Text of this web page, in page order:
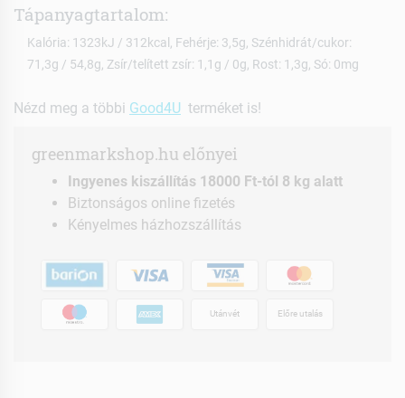
Tápanyagtartalom:
Kalória: 1323kJ / 312kcal, Fehérje: 3,5g, Szénhidrát/cukor:
71,3g / 54,8g, Zsír/telített zsír: 1,1g / 0g, Rost: 1,3g, Só: 0mg
Nézd meg a többi Good4U terméket is!
greenmarkshop.hu előnyei
Ingyenes kiszállítás 18000 Ft-tól 8 kg alatt
Biztonságos online fizetés
Kényelmes házhozszállítás
Utánvét Előre utalás